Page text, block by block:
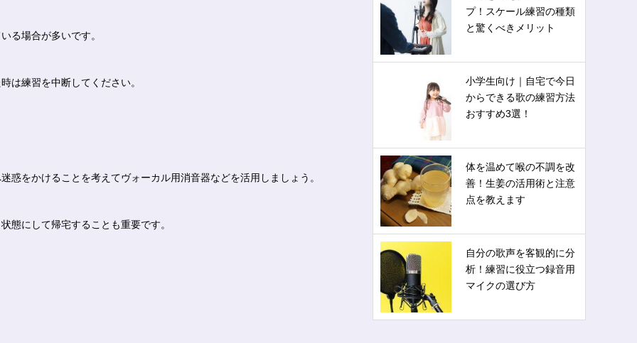
る場合が多いです。
は練習を中断してください。
惑をかけることを考えてヴォーカル用消音器などを活用しましょう。
態にして帰宅することも重要です。
プ！スケール練習の種類
と驚くべきメリット
小学生向け｜自宅で今日
からできる歌の練習方法
おすすめ3選！
体を温めて喉の不調を改
善！生姜の活用術と注意
点を教えます
自分の歌声を客観的に分
析！練習に役立つ録音用
マイクの選び方